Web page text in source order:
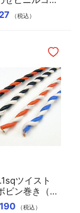
（税込）
ド
（税込）
ツイスト
ン巻き（P-
り(左撚り)
ほしい